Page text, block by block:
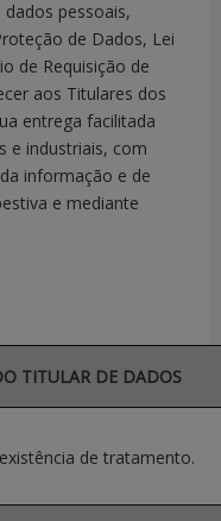
Rodrigo Santos
Acessar Portal
pessoais,
de Dados, Lei
de Requisição de
aos Titulares dos
entrega facilitada
e industriais, com
informação e de
e mediante
TITULAR DE DADOS
de tratamento.